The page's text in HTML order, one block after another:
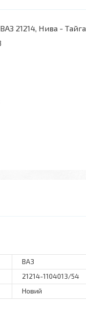
21214, Нива - Тайга
ВАЗ
21214-1104013/54
Новий